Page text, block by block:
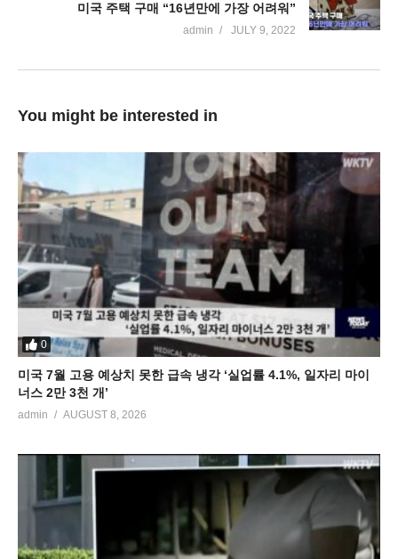
미국 주택 구매 “16년만에 가장 어려워”
admin JULY 9, 2022
You might be interested in
0
미국 7월 고용 예상치 못한 급속 냉각 ‘실업률 4.1%, 일자리 마이
너스 2만 3천 개’
admin AUGUST 8, 2026